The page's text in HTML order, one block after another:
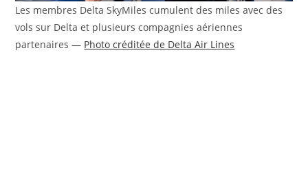
Les membres Delta SkyMiles cumulent des miles avec des
vols sur Delta et plusieurs compagnies aériennes
partenaires — Photo créditée de Delta Air Lines